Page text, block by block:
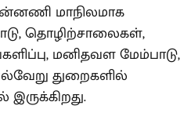
மாநிலமாக
தொழிற்சாலைகள்,
மனிதவள மேம்பாடு,
துறைகளில்